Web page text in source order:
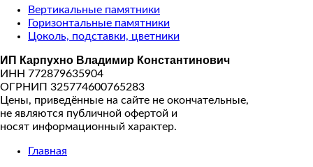
Вертикальные памятники
Горизонтальные памятники
Цоколь, подставки, цветники
ИП Карпухно Владимир Константинович
ИНН 772879635904
ОГРНИП 325774600765283
Цены, приведённые на сайте не окончательные,
не являются публичной офертой и
носят информационный характер.
Главная